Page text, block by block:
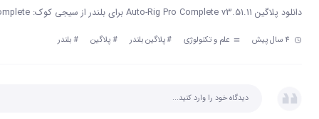
دانلود پلاگین Auto-Rig Pro Complete v3.51.11 برای بلندر از سیجی کوک: https://cgkok.com/cg/auto-rig-pro-complete/
4 سال پیش علم و تکنولوژی #پلاگین بلندر #پلاگین #بلندر